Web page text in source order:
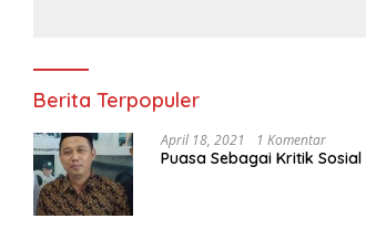
Berita Terpopuler
April 18, 2021 1 Komentar
Puasa Sebagai Kritik Sosial